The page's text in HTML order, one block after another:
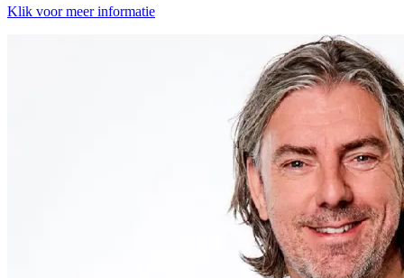
Klik voor meer informatie